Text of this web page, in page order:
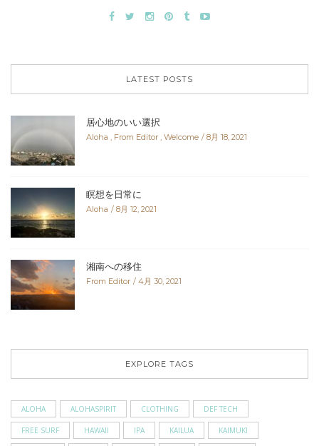
LATEST POSTS
居心地のいい選択
Aloha , From Editor , Welcome 8月 18, 2021
瞑想を日常に
Aloha 8月 12, 2021
湘南への移住
From Editor 4月 30, 2021
EXPLORE TAGS
ALOHA ALOHASPIRIT CLOTHING DEF TECH
FREE SURF HAWAII IPA KAILUA KAIMUKI